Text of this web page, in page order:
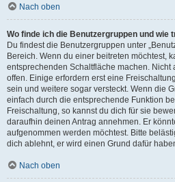
Nach oben
Wo finde ich die Benutzergruppen und wie
Du findest die Benutzergruppen unter
Bereich. Wenn du einer beitreten möchtest,
entsprechenden Schaltfläche machen.
offen. Einige erfordern erst eine
sein und weitere sogar versteckt. Wenn die
einfach durch die entsprechende Funktion
Freischaltung, so kannst du dich für sie
daraufhin deinen Antrag annehmen. Er
aufgenommen werden möchtest. Bitte
dich ablehnt, er wird einen Grund dafür
Nach oben